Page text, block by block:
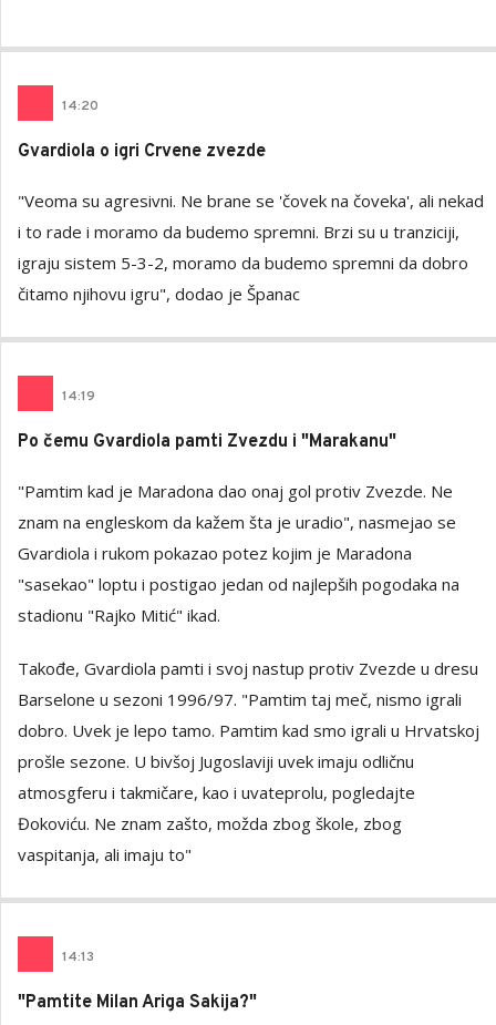
14:20
Gvardiola o igri Crvene zvezde
"Veoma su agresivni. Ne brane se 'čovek na čoveka', ali nekad
i to rade i moramo da budemo spremni. Brzi su u tranziciji,
igraju sistem 5-3-2, moramo da budemo spremni da dobro
čitamo njihovu igru", dodao je Španac
14:19
Po čemu Gvardiola pamti Zvezdu i "Marakanu"
"Pamtim kad je Maradona dao onaj gol protiv Zvezde. Ne
znam na engleskom da kažem šta je uradio", nasmejao se
Gvardiola i rukom pokazao potez kojim je Maradona
"sasekao" loptu i postigao jedan od najlepših pogodaka na
stadionu "Rajko Mitić" ikad.
Takođe, Gvardiola pamti i svoj nastup protiv Zvezde u dresu
Barselone u sezoni 1996/97. "Pamtim taj meč, nismo igrali
dobro. Uvek je lepo tamo. Pamtim kad smo igrali u Hrvatskoj
prošle sezone. U bivšoj Jugoslaviji uvek imaju odličnu
atmosgferu i takmičare, kao i uvateprolu, pogledajte
Đokoviću. Ne znam zašto, možda zbog škole, zbog
vaspitanja, ali imaju to"
14:13
"Pamtite Milan Ariga Sakija?"